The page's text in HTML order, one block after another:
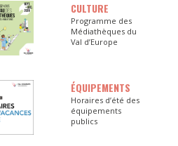
CULTURE
Programme des
Médiathèques du
Val d’Europe
ÉQUIPEMENTS
Horaires d’été des
équipements
publics